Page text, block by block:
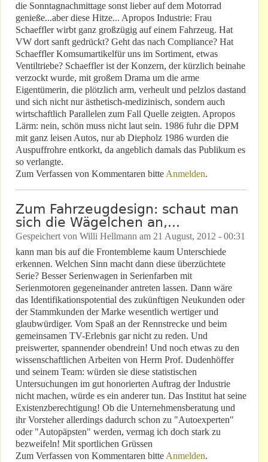
die Sonntagnachmittage sonst lieber auf dem Motorrad
genieße...aber diese Hitze... Apropos Industrie: Frau
Schaeffler wirbt ganz großzügig auf einem Fahrzeug. Hat
VW dort sanft gedrückt? Geht das nach Compliance? Hat
Schaeffler Komsumartikelfür uns im Sortiment, etwas
Ventiltriebe? Schaeffler ist der Konzern, der kürzlich beinahe
verzockt wurde, mit großem Drama um die arme
Eigentümerin, die plötzlich arm, verheult und pelzlos dastand
und sich nicht nur ästhetisch-medizinisch, sondern auch
wirtschaftlich Parallelen zum Fall Quelle zeigten. Apropos
Lärm: nein, schön muss nicht laut sein. 1986 fuhr die DPM
mit ganz leisen Autos, nur ab Diepholz 1986 wurden die
Auspuffrohre entkorkt, da angeblich damals das Publikum es
so verlangte.
Zum Verfassen von Kommentaren bitte Anmelden.
Zum Fahrzeugdesign: schaut man
sich die Wägelchen an,...
Gespeichert von Willi Hellmann am 21 August, 2012 - 00:31
kann man bis auf die Frontembleme kaum Unterschiede
erkennen. Welchen Sinn macht dann diese überzüchtete
Serie? Besser Serienwagen in Serienfarben mit
Serienmotoren gegeneinander antreten lassen. Dann wäre
das Identifikationspotential des zukünftigen Neukunden oder
der Stammkunden der Marke wesentlich wertiger und
glaubwürdiger. Vom Spaß an der Rennstrecke und beim
gemeinsamen TV-Erlebnis gar nicht zu reden. Und
preiswerter, spannender obendrein! Und noch etwas zu den
wissenschaftlichen Arbeiten von Herrn Prof. Dudenhöffer
und seinem Team: würden sie diese statistischen
Untersuchungen im gut honorierten Auftrag der Industrie
nicht machen, würde es ein anderer tun. Das Institut hat seine
Existenzberechtigung! Ob die Unternehmensberatung und
ihr Vorsteher allerdings dadurch schon zu "Autoexperten"
oder "Autopäpsten" werden, vermag ich doch stark zu
bezweifeln! Mit sportlichen Grüssen
Zum Verfassen von Kommentaren bitte Anmelden.